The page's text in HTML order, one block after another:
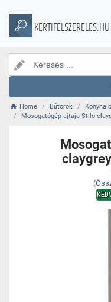
KERTIFELSZERELES.HU
Home Bútorok
Konyha
Mosogatógép ajtaja Stilo